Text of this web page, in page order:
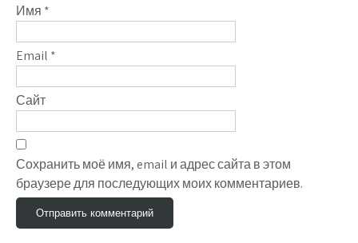
Имя *
Email *
Сайт
Сохранить моё имя, email и адрес сайта в этом
браузере для последующих моих комментариев.